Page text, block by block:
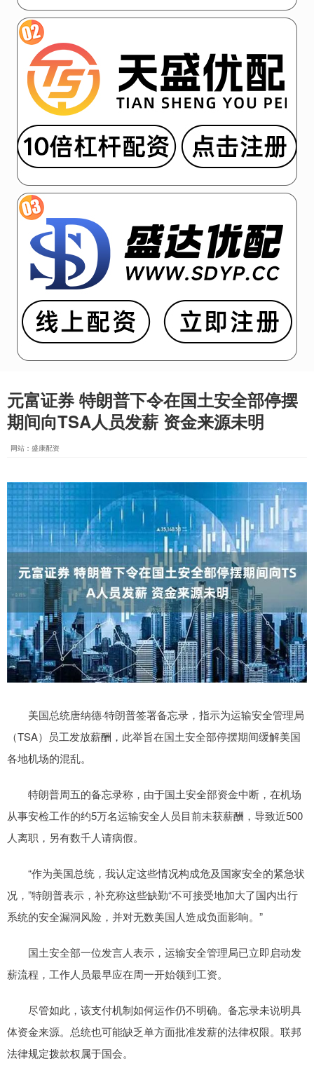
元富证券 特朗普下令在国土安全部停摆
期间向TSA人员发薪 资金来源未明
网站：盛康配资
美国总统唐纳德·特朗普签署备忘录，指示为运输安全管理局
（TSA）员工发放薪酬，此举旨在国土安全部停摆期间缓解美国
各地机场的混乱。
特朗普周五的备忘录称，由于国土安全部资金中断，在机场
从事安检工作的约5万名运输安全人员目前未获薪酬，导致近500
人离职，另有数千人请病假。
“作为美国总统，我认定这些情况构成危及国家安全的紧急状
况，”特朗普表示，补充称这些缺勤“不可接受地加大了国内出行
系统的安全漏洞风险，并对无数美国人造成负面影响。”
国土安全部一位发言人表示，运输安全管理局已立即启动发
薪流程，工作人员最早应在周一开始领到工资。
尽管如此，该支付机制如何运作仍不明确。备忘录未说明具
体资金来源。总统也可能缺乏单方面批准发薪的法律权限。联邦
法律规定拨款权属于国会。